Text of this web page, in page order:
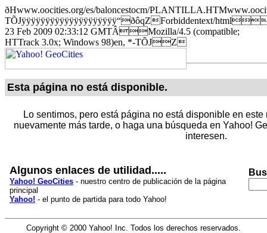
ðHwww.oocities.org/es/baloncestocm/
TÕJÿÿÿÿÿÿÿÿÿÿÿÿÿÿÿÿÿÿÿÿ“ðôqZForbiddentext/
23 Feb 2009 02:33:12 GMTÂMozilla/4.5 (compatible;
HTTrack 3.0x; Windows 98)en, *-TÕJZ
Esta página no está disponible.
Lo sentimos, pero está página no está disponible en
nuevamente más tarde, o haga una búsqueda en Yahoo!
interesen.
Algunos enlaces de utilidad.....
Yahoo! GeoCities - nuestro centro de publicación de la página
principal
Yahoo! - el punto de partida para todo Yahoo!
Copyright © 2000 Yahoo! Inc. Todos los derechos reservados.